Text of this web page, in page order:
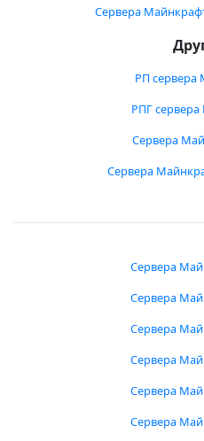
Сервера
РП сервера
РПГ
Сервера
Сервера
Сервера
Сервера
Сервера
Сервера
Сервера
Сервера